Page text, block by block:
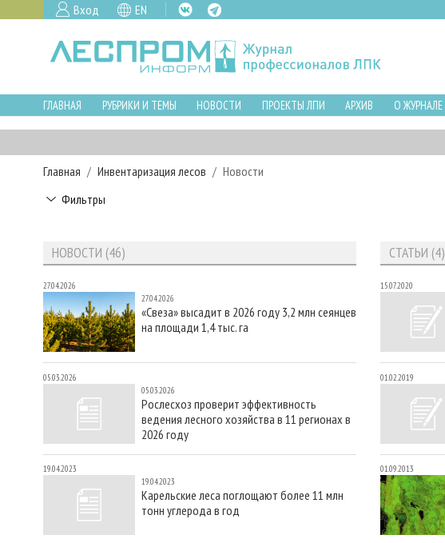
Вход EN
ГЛАВНАЯ РУБРИКИ И ТЕМЫ НОВОСТИ ПРОЕКТЫ ЛПИ АРХИВ О ЖУРНАЛЕ
Главная Инвентаризация лесов
Новости
Фильтры
НОВОСТИ (46)
27.04.2026
27.04.2026
«Свеза» высадит в 2026 году 3,2 млн сеянцев
на площади 1,4 тыс. га
05.03.2026
05.03.2026
Рослесхоз проверит эффективность
ведения лесного хозяйства в 11 регионах в
2026 году
19.04.2023
19.04.2023
Карельские леса поглощают более 11 млн
тонн углерода в год
СТАТЬИ (4)
15.07.2020
01.02.2019
01.09.2013